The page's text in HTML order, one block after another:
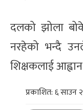
दलको झोला
नरहेको भन्दै
शिक्षकलाई
प्रकाशित: ६ साउन